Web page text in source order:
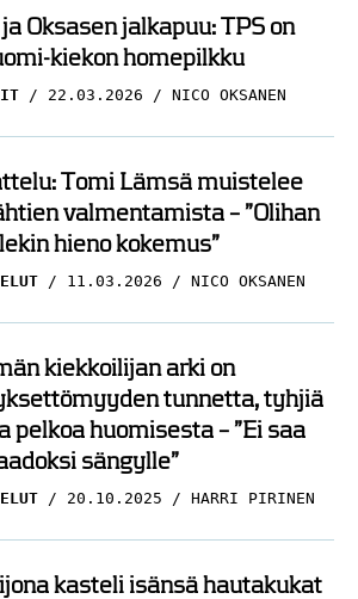
Oksasen jalkapuu: TPS on
kiekon homepilkku
22.03.2026 NICO OKSANEN
Tomi Lämsä muistelee
valmentamista – ”Olihan
hieno kokemus”
11.03.2026 NICO OKSANEN
kiekkoilijan arki on
tunnetta, tyhjiä
pelkoa huomisesta – ”Ei saa
sängylle”
20.10.2025 HARRI PIRINEN
kasteli isänsä hautakukat